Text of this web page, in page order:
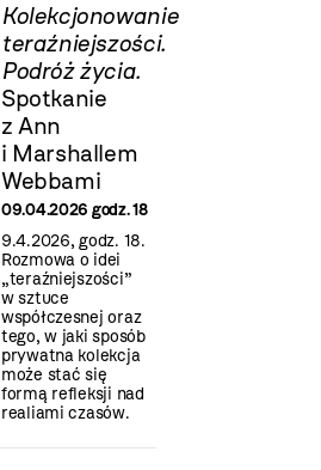
Kolekcjonowanie
teraźniejszości.
Podróż życia.
Spotkanie
z Ann
i Marshallem
Webbami
09.04.2026 godz. 18
9.4.2026, godz. 18.
Rozmowa o idei
„teraźniejszości”
w sztuce
współczesnej oraz
tego, w jaki sposób
prywatna kolekcja
może stać się
formą refleksji nad
realiami czasów.